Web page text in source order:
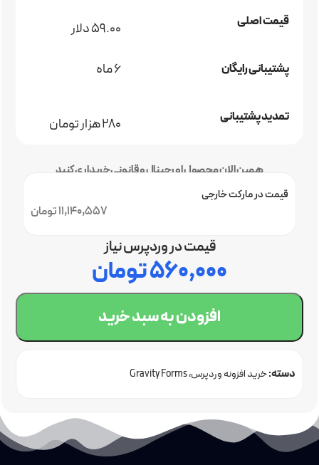
قیمت اصلی 59.00 دلار
پشتیبانی رایگان 6 ماه
تمدید پشتیبانی 280 هزار تومان
همین الان محصول اورجینال و قانونی خریداری کنید
11,140,557 تومان
قیمت در مارکت خارجی
قیمت در وردپرس نیاز
۵۶۰,۰۰۰تومان
افزودن به سبد خرید
دسته:خرید افزونه وردپرس Gravity Forms